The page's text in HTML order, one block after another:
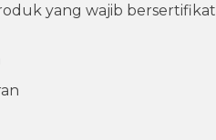
yang wajib